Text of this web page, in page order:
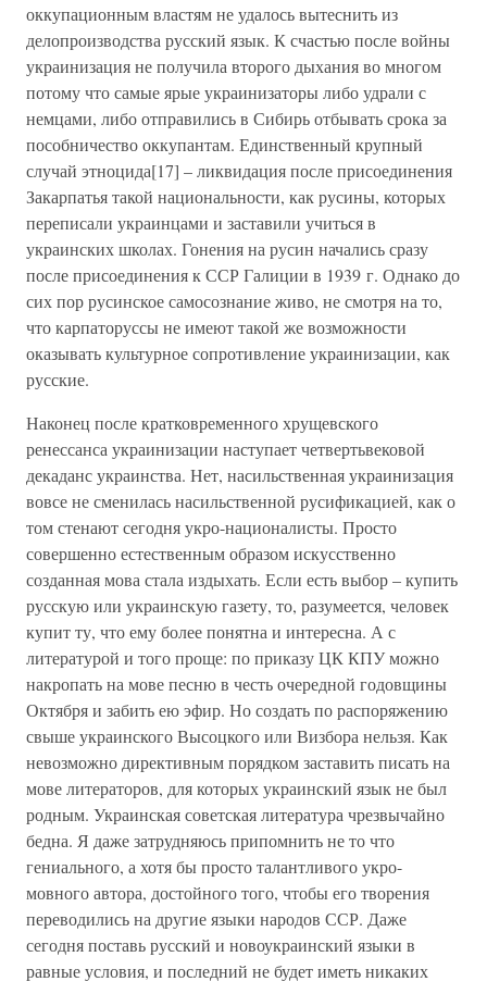
оккупационным властям не удалось вытеснить из
делопроизводства русский язык. К счастью после войны
украинизация не получила второго дыхания во многом
потому что самые ярые украинизаторы либо удрали с
немцами, либо отправились в Сибирь отбывать срока за
пособничество оккупантам. Единственный крупный
случай этноцида[17] – ликвидация после присоединения
Закарпатья такой национальности, как русины, которых
переписали украинцами и заставили учиться в
украинских школах. Гонения на русин начались сразу
после присоединения к ССР Галиции в 1939 г. Однако до
сих пор русинское самосознание живо, не смотря на то,
что карпаторуссы не имеют такой же возможности
оказывать культурное сопротивление украинизации, как
русские.
Наконец после кратковременного хрущевского
ренессанса украинизации наступает четвертьвековой
декаданс украинства. Нет, насильственная украинизация
вовсе не сменилась насильственной русификацией, как о
том стенают сегодня укро-националисты. Просто
совершенно естественным образом искусственно
созданная мова стала издыхать. Если есть выбор – купить
русскую или украинскую газету, то, разумеется, человек
купит ту, что ему более понятна и интересна. А с
литературой и того проще: по приказу ЦК КПУ можно
накропать на мове песню в честь очередной годовщины
Октября и забить ею эфир. Но создать по распоряжению
свыше украинского Высоцкого или Визбора нельзя. Как
невозможно директивным порядком заставить писать на
мове литераторов, для которых украинский язык не был
родным. Украинская советская литература чрезвычайно
бедна. Я даже затрудняюсь припомнить не то что
гениального, а хотя бы просто талантливого укро-
мовного автора, достойного того, чтобы его творения
переводились на другие языки народов ССР. Даже
сегодня поставь русский и новоукраинский языки в
равные условия, и последний не будет иметь никаких